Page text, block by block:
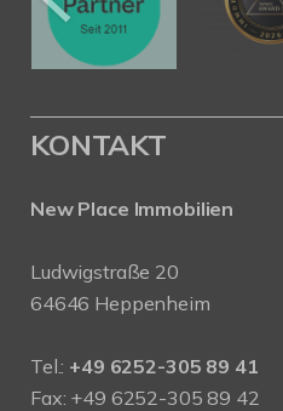
KONTAKT
New Place Immobilien
Ludwigstraße 20
64646 Heppenheim
Tel.: +49 6252-305 89 41
Fax: +49 6252-305 89 42